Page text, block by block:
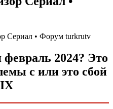
Сериал • Форум turkrutv
февраль 2024? Это
с или это сбой